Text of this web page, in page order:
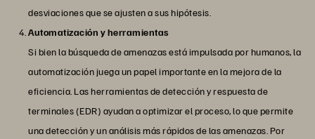
desviaciones que se ajusten a sus hipótesis.
Automatización y herramientas
Si bien la búsqueda de amenazas está impulsada por humanos, la
automatización juega un papel importante en la mejora de la
eficiencia. Las herramientas de detección y respuesta de
terminales (EDR) ayudan a optimizar el proceso, lo que permite
una detección y un análisis más rápidos de las amenazas. Por